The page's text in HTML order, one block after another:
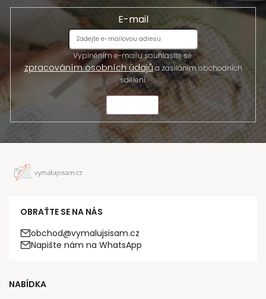
E-mail
Vyplněním e-mailu souhlasíte se
zpracováním osobních údajůa zasíláním obchodních
sdělení.
OBRAŤTE SE NA NÁS
obchod@vymalujsisam.cz
Napište nám na WhatsApp
NABÍDKA